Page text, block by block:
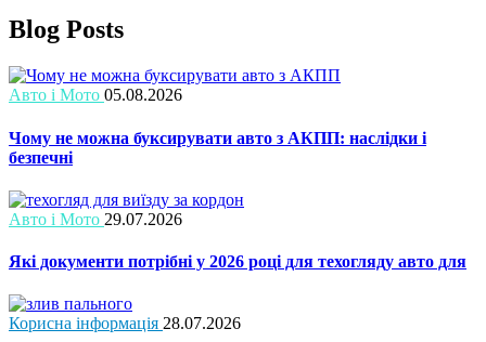
Blog Posts
Авто і Мото 05.08.2026
Чому не можна буксирувати авто з АКПП: наслідки і
безпечні
Авто і Мото 29.07.2026
Які документи потрібні у 2026 році для техогляду авто для
Корисна інформація 28.07.2026